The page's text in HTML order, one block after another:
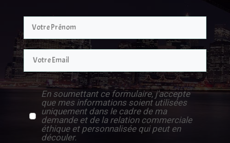
En soumettant ce formulaire, j'accepte
que mes informations soient utilisées
uniquement dans le cadre de ma
demande et de la relation commerciale
éthique et personnalisée qui peut en
découler.